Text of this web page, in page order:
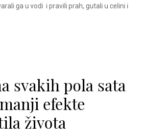
ga u vodi i pravili prah, gutali u celini i
svakih pola sata
efekte
života